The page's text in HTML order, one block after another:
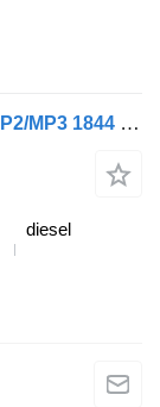
Fuso a snodo Mercedes-Benz Actros MP2/MP3 1844 (01.02-) 9433322901 per trattore stradale Mercedes-Benz Actros, Axor MP1, MP2, MP3 (1996-2014)
diesel